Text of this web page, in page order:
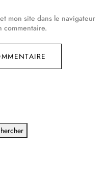
mon site dans le navigateur
commentaire.